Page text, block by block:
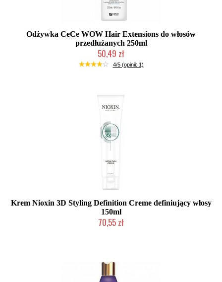
Odżywka CeCe WOW Hair Extensions do włosów
przedłużanych 250ml
50,49 zł
Duża ilość (wysyłka w 24h)
4/5 (opinii: 1)
Krem Nioxin 3D Styling Definition Creme definiujący włosy
150ml
70,55 zł